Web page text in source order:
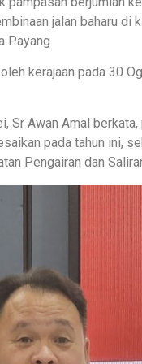
jalan baharu di
Payang.
kerajaan pada 30
Sr Awan Amal
pada tahun ini,
Pengairan dan